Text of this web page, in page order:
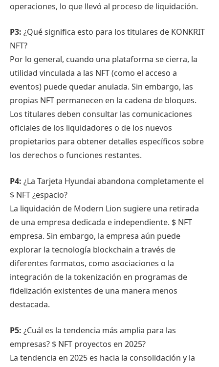
operaciones, lo que llevó al proceso de liquidación.
P3: ¿Qué significa esto para los titulares de KONKRIT
NFT?
Por lo general, cuando una plataforma se cierra, la
utilidad vinculada a las NFT (como el acceso a
eventos) puede quedar anulada. Sin embargo, las
propias NFT permanecen en la cadena de bloques.
Los titulares deben consultar las comunicaciones
oficiales de los liquidadores o de los nuevos
propietarios para obtener detalles específicos sobre
los derechos o funciones restantes.
P4: ¿La Tarjeta Hyundai abandona completamente el
$ NFT¿espacio?
La liquidación de Modern Lion sugiere una retirada
de una empresa dedicada e independiente. $ NFT
empresa. Sin embargo, la empresa aún puede
explorar la tecnología blockchain a través de
diferentes formatos, como asociaciones o la
integración de la tokenización en programas de
fidelización existentes de una manera menos
destacada.
P5: ¿Cuál es la tendencia más amplia para las
empresas? $ NFT proyectos en 2025?
La tendencia en 2025 es hacia la consolidación y la